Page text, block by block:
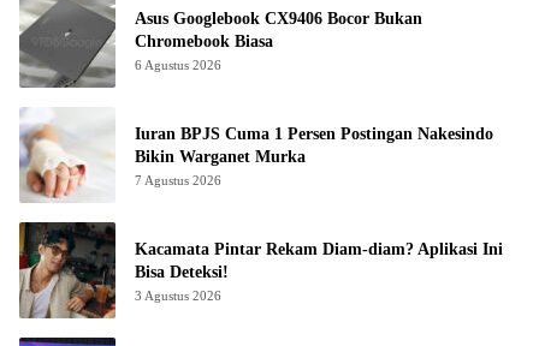
Asus Googlebook CX9406 Bocor Bukan
Chromebook Biasa
6 Agustus 2026
Iuran BPJS Cuma 1 Persen Postingan Nakesindo
Bikin Warganet Murka
7 Agustus 2026
Kacamata Pintar Rekam Diam-diam? Aplikasi Ini
Bisa Deteksi!
3 Agustus 2026